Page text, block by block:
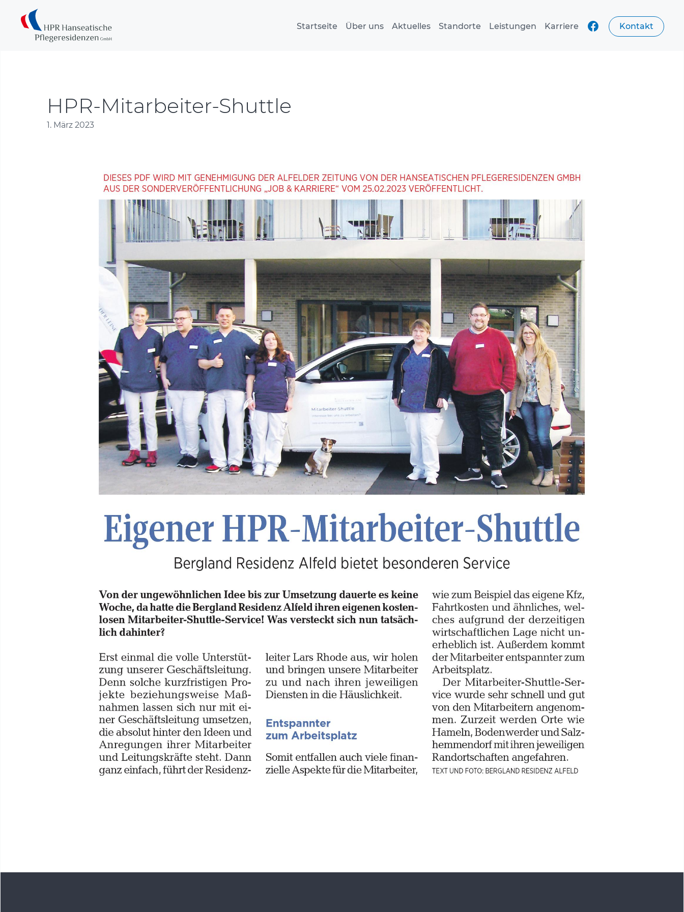
Startseite Über uns Aktuelles Standorte Leistungen Karriere Kontakt
HPR-Mitarbeiter-Shuttle
1. März 2023